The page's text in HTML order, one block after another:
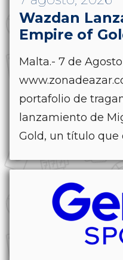
Wazdan
Empire of
Malta.- 7 de Agosto
portafolio de
lanzamiento de
Gold, un título que